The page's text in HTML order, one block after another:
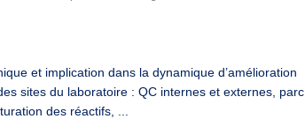
et implication dans la dynamique d’amélioration
sites du laboratoire : QC internes et externes, parc
des réactifs,